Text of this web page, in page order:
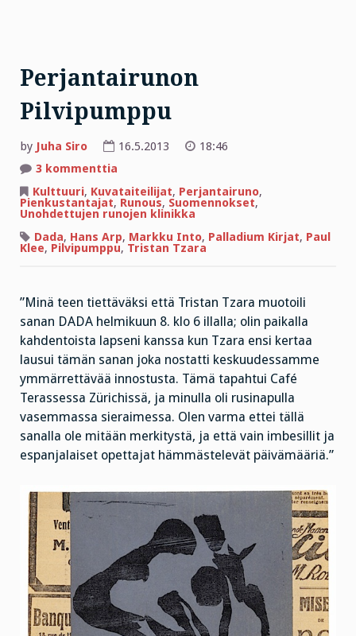
Perjantairunon
Pilvipumppu
by Juha Siro 16.5.2013
18:46
3 kommenttia
Pilvipumppu
Kulttuuri, Kuvataiteilijat, Perjantairuno,
Pienkustantajat, Runous, Suomennokset,
Unohdettujen runojen klinikka
Dada, Hans Arp, Markku Into, Palladium Kirjat, Paul
Klee, Pilvipumppu, Tristan Tzara
”Minä teen tiettäväksi että Tristan Tzara muotoili
sanan DADA helmikuun 8. klo 6 illalla; olin paikalla
kahdentoista lapseni kanssa kun Tzara ensi kertaa
lausui tämän sanan joka nostatti keskuudessamme
ymmärrettävää innostusta. Tämä tapahtui Café
Terassessa Zürichissä, ja minulla oli rusinapulla
vasemmassa sieraimessa. Olen varma ettei tällä
sanalla ole mitään merkitystä, ja että vain imbesillit ja
espanjalaiset opettajat hämmästelevät päivämääriä.”